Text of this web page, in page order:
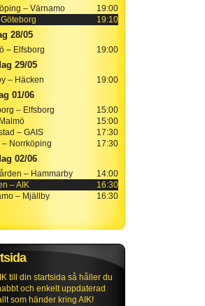
19:00
– Värnamo
19:10
28/05
19:00
– Elfsborg
29/05
19:00
– Häcken
01/06
15:00
– Elfsborg
15:00
17:30
– GAIS
17:30
– Norrköping
02/06
14:00
– Hammarby
16:30
– AIK
16:30
– Mjällby
till din startsida så håller du
och enkelt uppdaterad
som händer kring AIK!